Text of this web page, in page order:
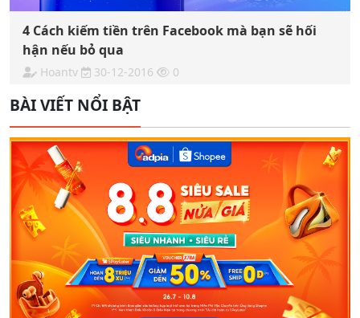
4 Cách kiếm tiền trên Facebook mà bạn sẽ hối
hận nếu bỏ qua
Hoantv 30-12-2016 0
BÀI VIẾT NỔI BẬT